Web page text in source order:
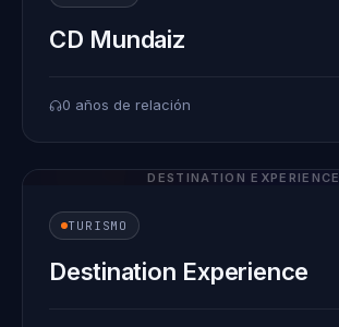
CD Mundaiz
0 años de relación
DESTINATION EXPERIENCE
TURISMO
Destination Experience